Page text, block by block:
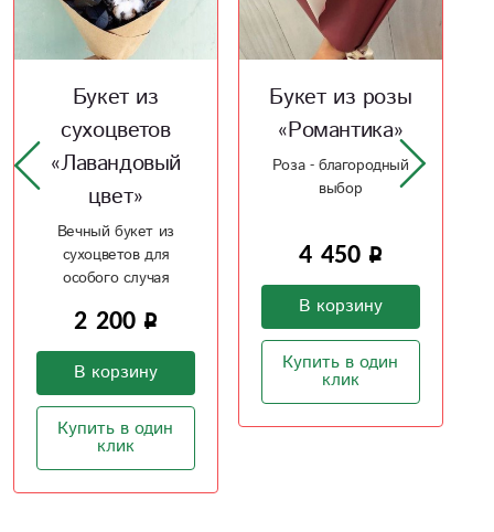
Букет из розы
«Романтика»
Роза - благородный
выбор
4 450
В корзину
Купить в один
клик
Сборный букет
«Счастье есть!»
Красивый букет из
бордовых роз сделает
5 700
В корзину
Купить в один
клик